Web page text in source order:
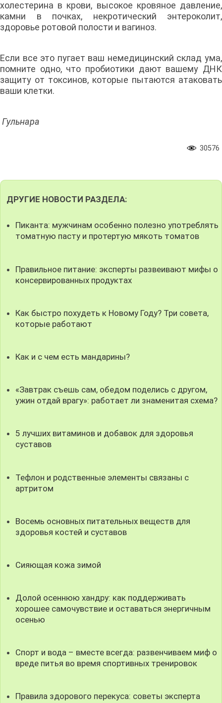
холестерина в крови, высокое кровяное давление,
камни в почках, некротический энтероколит,
здоровье ротовой полости и вагиноз.
Если все это пугает ваш немедицинский склад ума,
помните одно, что пробиотики дают вашему ДНК
защиту от токсинов, которые пытаются атаковать
ваши клетки.
Гульнара
30576
ДРУГИЕ НОВОСТИ РАЗДЕЛА:
Пиканта: мужчинам особенно полезно употреблять
томатную пасту и протертую мякоть томатов
Правильное питание: эксперты развеивают мифы о
консервированных продуктах
Как быстро похудеть к Новому Году? Три совета,
которые работают
Как и с чем есть мандарины?
«Завтрак съешь сам, обедом поделись с другом,
ужин отдай врагу»: работает ли знаменитая схема?
5 лучших витаминов и добавок для здоровья
суставов
Тефлон и родственные элементы связаны с
артритом
Восемь основных питательных веществ для
здоровья костей и суставов
Сияющая кожа зимой
Долой осеннюю хандру: как поддерживать
хорошее самочувствие и оставаться энергичным
осенью
Спорт и вода – вместе всегда: развенчиваем миф о
вреде питья во время спортивных тренировок
Правила здорового перекуса: советы эксперта